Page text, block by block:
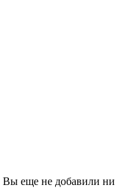
Вы еще не добавили ни